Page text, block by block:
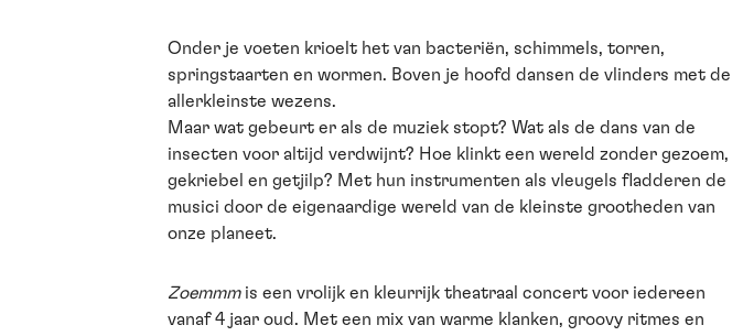
Onder je voeten krioelt het van bacteriën, schimmels, torren,
springstaarten en wormen. Boven je hoofd dansen de vlinders met de
allerkleinste wezens.
Maar wat gebeurt er als de muziek stopt? Wat als de dans van de
insecten voor altijd verdwijnt? Hoe klinkt een wereld zonder gezoem,
gekriebel en getjilp? Met hun instrumenten als vleugels fladderen de
musici door de eigenaardige wereld van de kleinste grootheden van
onze planeet.
Zoemmm is een vrolijk en kleurrijk theatraal concert voor iedereen
vanaf 4 jaar oud. Met een mix van warme klanken, groovy ritmes en